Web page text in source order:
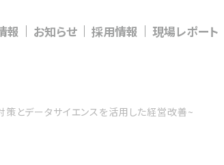
報 お知らせ 採用情報 現場レポート
とデータサイエンスを活用した経営改善~